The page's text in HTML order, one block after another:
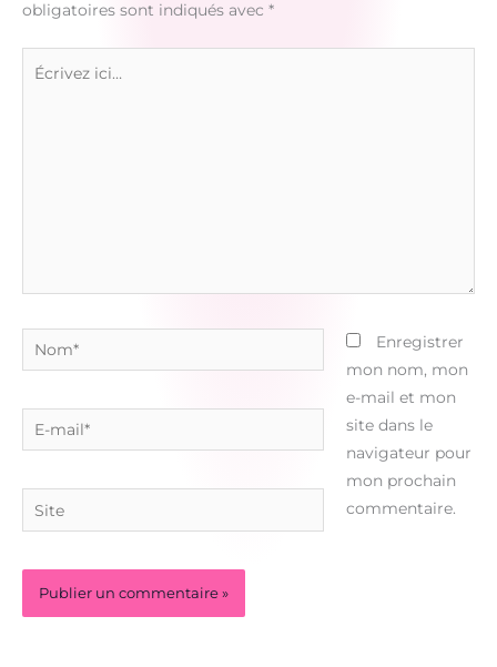
obligatoires sont indiqués avec *
Nom*
E-
mail*
Site
Enregistrer
mon nom, mon
e-mail et mon
site dans le
navigateur pour
mon prochain
commentaire.